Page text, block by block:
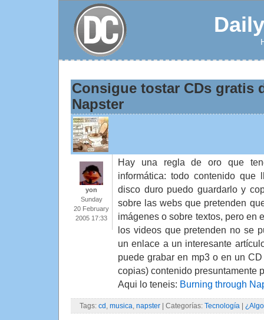
Consigue tostar CDs gratis
Napster
yon
Sunday
20 February
2005 17:33
Hay una regla de oro que
informática: todo contenido que
disco duro puedo guardarlo y
sobre las webs que pretenden
imágenes o sobre textos, pero en
los videos que pretenden no se
un enlace a un interesante
puede grabar en mp3 o en un
copias) contenido presuntamente
Aqui lo teneis: Burning through
Tags: cd , musica, napster | Categorías: Tecnología